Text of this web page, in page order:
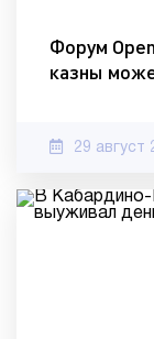
Форум
казны
29 август